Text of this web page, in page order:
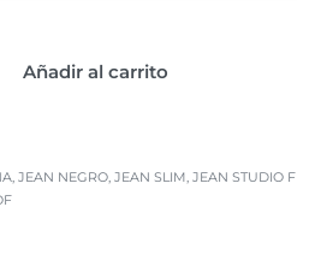
Añadir al carrito
, JEAN NEGRO, JEAN SLIM, JEAN STUDIO F